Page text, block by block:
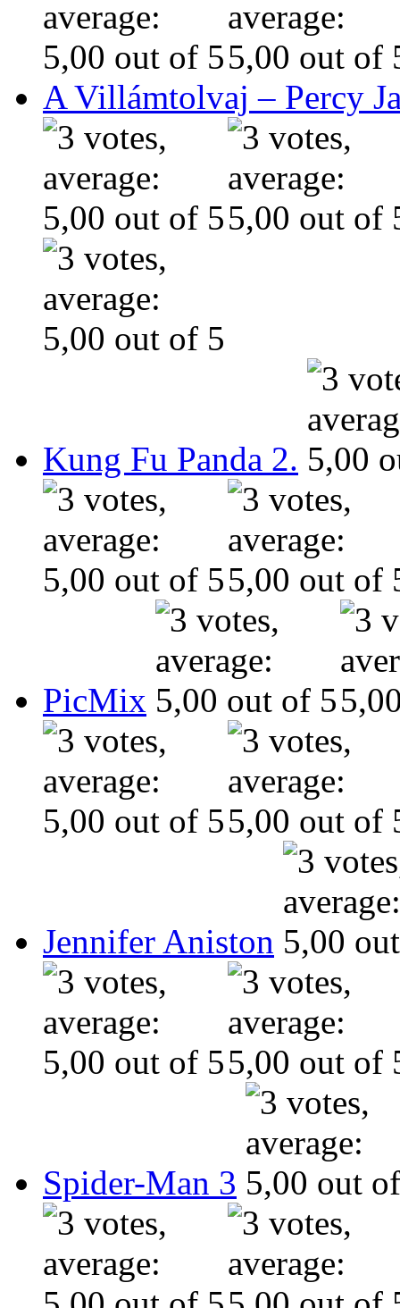
A Villámtolvaj – Percy
Kung Fu Panda 2.
PicMix
Jennifer Aniston
Spider-Man 3